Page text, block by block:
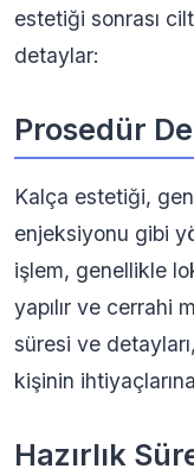
estetiği sonrası cilt
detaylar:
Prosedür
Kalça estetiği,
enjeksiyonu gibi
işlem, genellikle
yapılır ve cerrahi
süresi ve
kişinin
Hazırlık